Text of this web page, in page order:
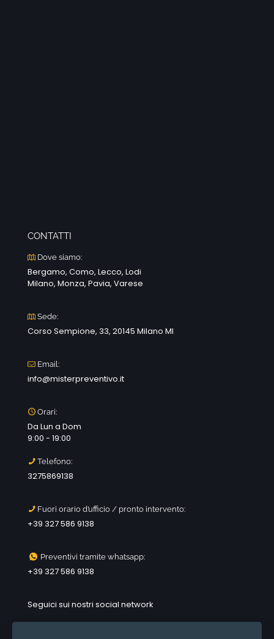
CONTATTI
Dove siamo:
Bergamo, Como, Lecco, Lodi
Milano, Monza, Pavia, Varese
Sede:
Corso Sempione, 33, 20145 Milano MI
Email:
info@misterpreventivo.it
Orari:
Da Lun a Dom
9:00 - 19:00
Telefono:
3275869138
Fuori orario d’ufficio / pronto intervento:
+39 327 586 9138
Preventivi tramite whatsapp:
+39 327 586 9138
Seguici sui nostri social network